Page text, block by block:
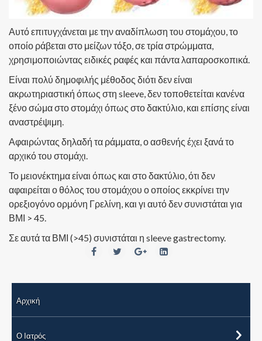
Αυτό επιτυγχάνεται με την αναδίπλωση του στομάχου, το
οποίο ράβεται στο μείζων τόξο, σε τρία στρώμματα,
χρησιμοποιώντας ειδικές ραφές και πάντα λαπαροσκοπικά.
Είναι πολύ δημοφιλής μέθοδος διότι δεν είναι
ακρωτηριαστική όπως στη sleeve, δεν τοποθετείται κανένα
ξένο σώμα στο στομάχι όπως στο δακτύλιο, και επίσης είναι
αναστρέψιμη.
Αφαιρώντας δηλαδή τα ράμματα, ο ασθενής έχει ξανά το
αρχικό του στομάχι.
Το μειονέκτημα είναι όπως και στο δακτύλιο, ότι δεν
αφαιρείται ο θόλος του στομάχου ο οποίος εκκρίνει την
ορεξιογόνο ορμόνη Γρελίνη, και γι αυτό δεν συνιστάται για
ΒΜΙ > 45.
Σε αυτά τα ΒΜΙ (>45) συνιστάται η sleeve gastrectomy.
Αρχική
Ο Ιατρός